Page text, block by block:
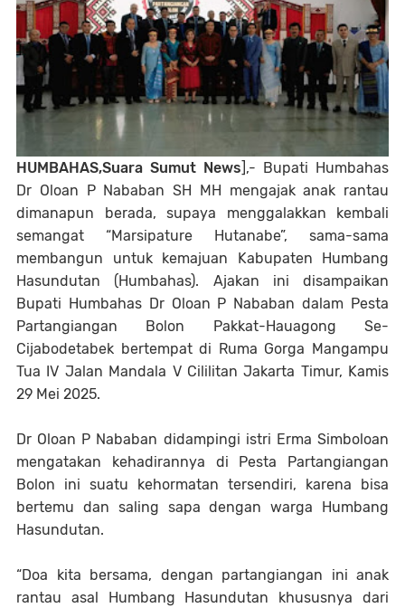
HUMBAHAS,Suara Sumut News],- Bupati Humbahas
Dr Oloan P Nababan SH MH mengajak anak rantau
dimanapun berada, supaya menggalakkan kembali
semangat “Marsipature Hutanabe”, sama-sama
membangun untuk kemajuan Kabupaten Humbang
Hasundutan (Humbahas). Ajakan ini disampaikan
Bupati Humbahas Dr Oloan P Nababan dalam Pesta
Partangiangan Bolon Pakkat-Hauagong Se-
Cijabodetabek bertempat di Ruma Gorga Mangampu
Tua IV Jalan Mandala V Cililitan Jakarta Timur, Kamis
29 Mei 2025.
Dr Oloan P Nababan didampingi istri Erma Simboloan
mengatakan kehadirannya di Pesta Partangiangan
Bolon ini suatu kehormatan tersendiri, karena bisa
bertemu dan saling sapa dengan warga Humbang
Hasundutan.
“Doa kita bersama, dengan partangiangan ini anak
rantau asal Humbang Hasundutan khususnya dari